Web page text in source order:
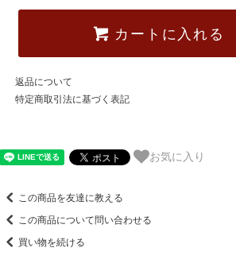
カートに入れる
返品について
特定商取引法に基づく表記
お気に入り
この商品を友達に教える
この商品について問い合わせる
買い物を続ける